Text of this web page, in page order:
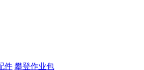
件 攀登作业包